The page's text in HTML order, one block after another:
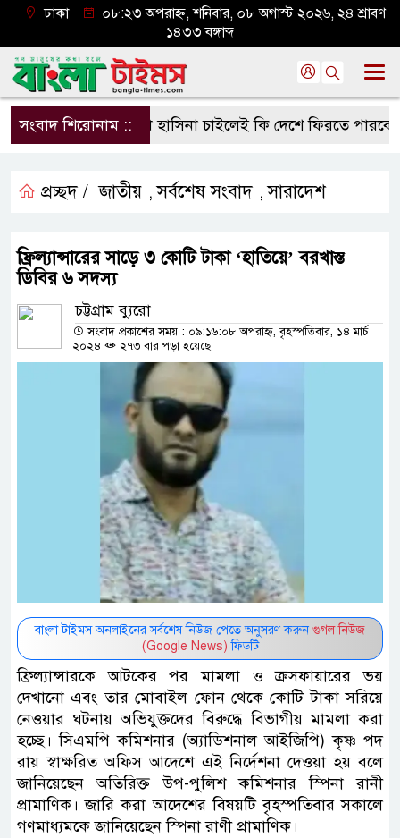
ঢাকা
০৮:২৩ অপরাহ্ন, শনিবার, ০৮ অগাস্ট ২০২৬, ২৪ শ্রাবণ
১৪৩৩ বঙ্গাব্দ
সংবাদ শিরোনাম ::শেখ হাসিনা চাইলেই কি দেশে ফিরতে পারবেন?
প্রচ্ছদ / জাতীয় ,সর্বশেষ সংবাদ ,সারাদেশ
ফ্রিল্যান্সারের সাড়ে ৩ কোটি টাকা ‘হাতিয়ে’ বরখাস্ত
ডিবির ৬ সদস্য
চট্টগ্রাম ব্যুরো
সংবাদ প্রকাশের সময় : ০৯:১৬:০৮ অপরাহ্ন, বৃহস্পতিবার, ১৪ মার্চ
২০২৪
২৭৩ বার পড়া হয়েছে
বাংলা টাইমস অনলাইনের সর্বশেষ নিউজ পেতে অনুসরণ করুন গুগল নিউজ
(Google News) ফিডটি
ফ্রিল্যান্সারকে আটকের পর মামলা ও ক্রসফায়ারের ভয়
দেখানো এবং তার মোবাইল ফোন থেকে কোটি টাকা সরিয়ে
নেওয়ার ঘটনায় অভিযুক্তদের বিরুদ্ধে বিভাগীয় মামলা করা
হচ্ছে। সিএমপি কমিশনার (অ্যাডিশনাল আইজিপি) কৃষ্ণ পদ
রায় স্বাক্ষরিত অফিস আদেশে এই নির্দেশনা দেওয়া হয় বলে
জানিয়েছেন অতিরিক্ত উপ-পুলিশ কমিশনার স্পিনা রানী
প্রামাণিক। জারি করা আদেশের বিষয়টি বৃহস্পতিবার সকালে
গণমাধ্যমকে জানিয়েছেন স্পিনা রাণী প্রামাণিক।